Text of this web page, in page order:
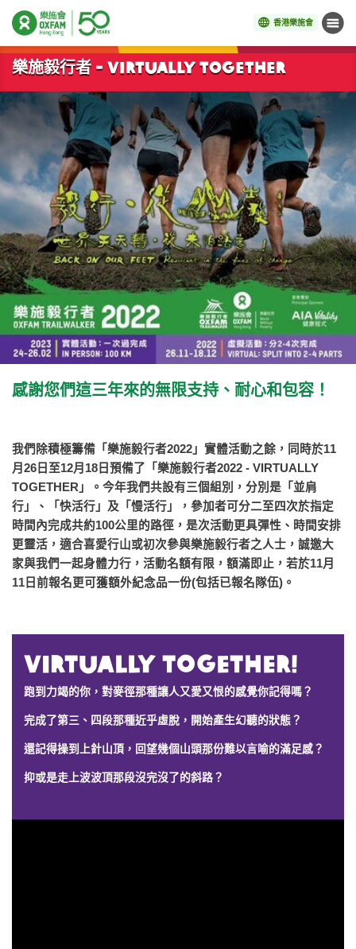
香港樂施會 目錄
開始主要內容
樂施毅行者 - VIRTUALLY TOGETHER
感謝您們這三年來的無限支持、耐心和包容！
我們除積極籌備「樂施毅行者2022」實體活動之餘，同時於11
月26日至12月18日預備了「樂施毅行者2022 - VIRTUALLY
TOGETHER」。今年我們共設有三個組別，分別是「並肩
行」、「快活行」及「慢活行」，參加者可分二至四次於指定
時間內完成共約100公里的路徑，是次活動更具彈性、時間安排
更靈活，適合喜愛行山或初次參與樂施毅行者之人士，誠邀大
家與我們一起身體力行，活動名額有限，額滿即止，若於11月
11日前報名更可獲額外紀念品一份(包括已報名隊伍)。
Virtually together!
跑到力竭的你，對麥徑那種讓人又愛又恨的感覺你記得嗎？
完成了第三、四段那種近乎虛脫，開始產生幻聽的狀態？
還記得操到上針山頂，回望幾個山頭那份難以言喻的滿足感？
抑或是走上波波頂那段沒完沒了的斜路？